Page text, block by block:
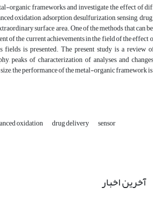
organic frameworks and investigate the effect of
oxidation, adsorption, desulfurization, sensing,
surface area. One of the methods that can
of the current achievements in the field of the effect
is presented. The present study is a review
peaks of characterization of analyses, and
the performance of the metal-organic framework
oxidation drug delivery sensor
آخرین اخبار